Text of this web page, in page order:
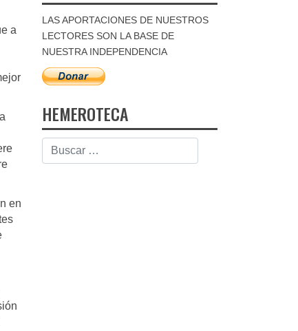
a
en
LAS APORTACIONES DE NUESTROS
LECTORES SON LA BASE DE
NUESTRA INDEPENDENCIA
HEMEROTECA